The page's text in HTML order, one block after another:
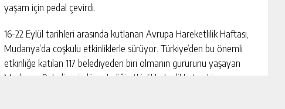
yaşam için pedal çevirdi.
16-22 Eylül tarihleri arasında kutlanan Avrupa Hareketlilik Haftası,
Mudanya’da coşkulu etkinliklerle sürüyor. Türkiye’den bu önemli
etkinliğe katılan 117 belediyeden biri olmanın gururunu yaşayan
Mudanya Belediyesi, düzenlediği etkinliklerle dikkat çekiyor.